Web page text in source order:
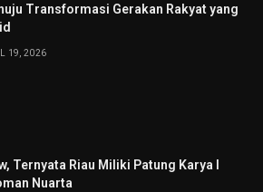
Transformasi Gerakan Rakyat yang
19, 2026
Ternyata Riau Miliki Patung Karya I
Nuarta